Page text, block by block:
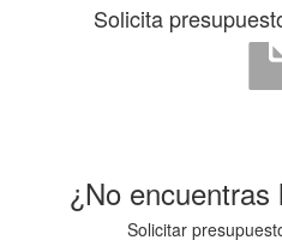
Solicita
¿No
Solicitar